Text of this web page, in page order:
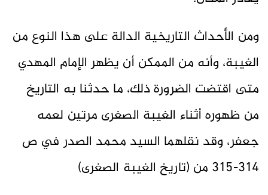
ومن الأحداث التاريخية الدالة على هذا النوع من
الغيبة، وأنه من الممكن أن يظهر الإمام المهدي
متى اقتضت الضرورة ذلك، ما حدثنا به التاريخ
من ظهوره أثناء الغيبة الصغرى مرتين لعمه
جعفر، وقد نقلهما السيد محمد الصدر في ص
314-315 من (تاريخ الغيبة الصغرى)